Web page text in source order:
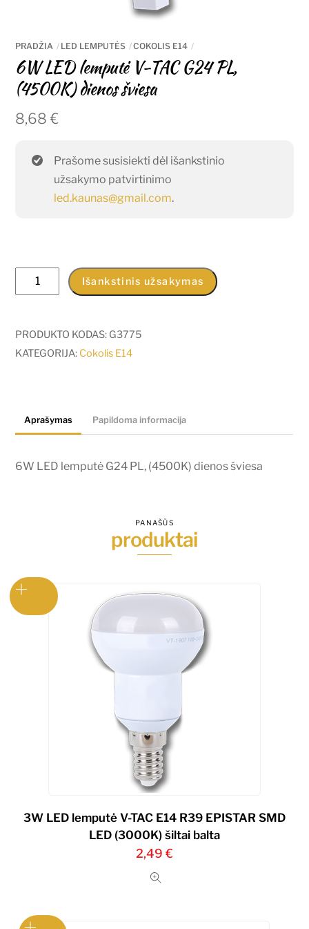
PRADŽIA LED LEMPUTĖS COKOLIS E14
6W LED lemputė V-TAC G24 PL,
(4500K) dienos šviesa
8,68€
Prašome susisiekti dėl išankstinio
užsakymo patvirtinimo
led.kaunas@gmail.com.
produkto
kiekis:
LED
lemputė
PL,
dienos
Išankstinis užsakymas
PRODUKTO KODAS: G3775
KATEGORIJA: Cokolis E14
Aprašymas Papildoma informacija
6W LED lemputė G24 PL, (4500K) dienos šviesa
PANAŠŪS
produktai
3W LED lemputė V-TAC E14 R39 EPISTAR SMD
LED (3000K) šiltai balta
2,49 €